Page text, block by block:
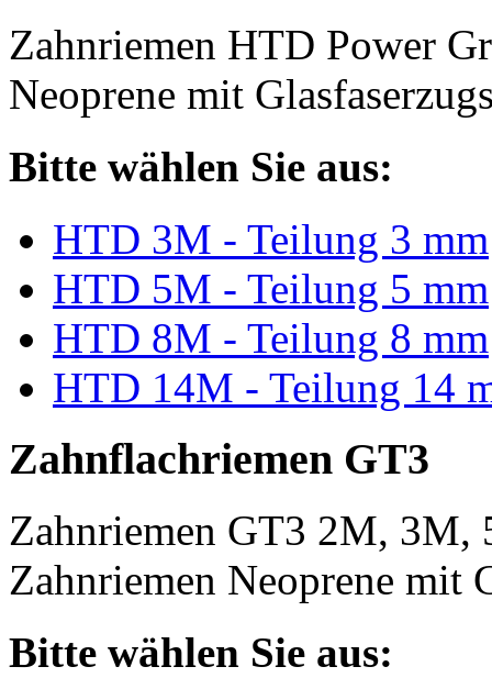
Zahnriemen HTD Power
Neoprene mit
Bitte wählen Sie aus:
HTD 3M - Teilung 3 mm
HTD 5M - Teilung 5 mm
HTD 8M - Teilung 8 mm
HTD 14M - Teilung 14
Zahnflachriemen GT3
Zahnriemen GT3 2M, 3M,
Zahnriemen Neoprene mit
Bitte wählen Sie aus: